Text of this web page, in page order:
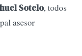
Sotelo, todos
asesor